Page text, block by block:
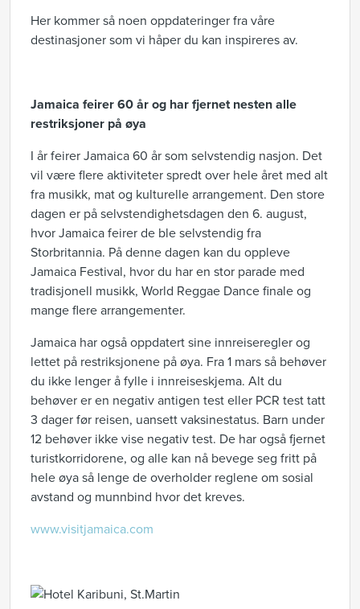
Her kommer så noen oppdateringer fra våre
destinasjoner som vi håper du kan inspireres av.
Jamaica feirer 60 år og har fjernet nesten alle
restriksjoner på øya
I år feirer Jamaica 60 år som selvstendig nasjon. Det
vil være flere aktiviteter spredt over hele året med alt
fra musikk, mat og kulturelle arrangement. Den store
dagen er på selvstendighetsdagen den 6. august,
hvor Jamaica feirer de ble selvstendig fra
Storbritannia. På denne dagen kan du oppleve
Jamaica Festival, hvor du har en stor parade med
tradisjonell musikk, World Reggae Dance finale og
mange flere arrangementer.
Jamaica har også oppdatert sine innreiseregler og
lettet på restriksjonene på øya. Fra 1 mars så behøver
du ikke lenger å fylle i innreiseskjema. Alt du
behøver er en negativ antigen test eller PCR test tatt
3 dager før reisen, uansett vaksinestatus. Barn under
12 behøver ikke vise negativ test. De har også fjernet
turistkorridorene, og alle kan nå bevege seg fritt på
hele øya så lenge de overholder reglene om sosial
avstand og munnbind hvor det kreves.
www.visitjamaica.com